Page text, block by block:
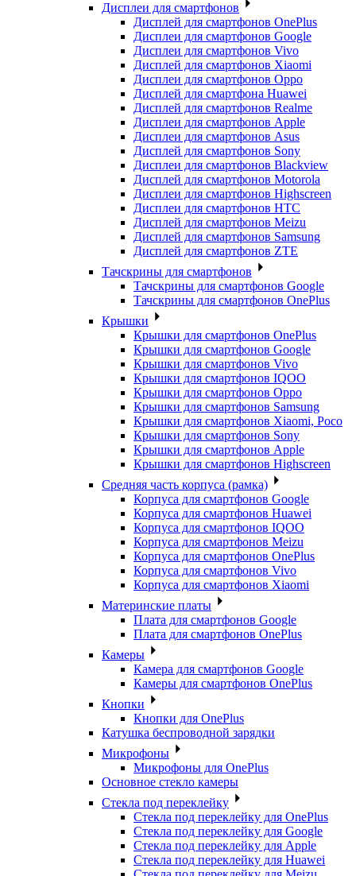
Дисплеи для смартфонов
Дисплей для смартфонов OnePlus
Дисплеи для смартфонов Google
Дисплеи для смартфонов Vivo
Дисплей для смартфонов Xiaomi
Дисплеи для смартфонов Oppo
Дисплей для смартфона Huawei
Дисплей для смартфонов Realme
Дисплеи для смартфонов Apple
Дисплеи для смартфонов Asus
Дисплей для смартфонов Sony
Дисплеи для смартфонов Blackview
Дисплей для смартфонов Motorola
Дисплеи для смартфонов Highscreen
Дисплеи для смартфонов HTC
Дисплей для смартфонов Meizu
Дисплей для смартфонов Samsung
Дисплей для смартфонов ZTE
Тачскрины для смартфонов
Тачскрины для смартфонов Google
Тачскрины для смартфонов OnePlus
Крышки
Крышки для смартфонов OnePlus
Крышки для смартфонов Google
Крышки для смартфонов Vivo
Крышки для смартфонов IQOO
Крышки для смартфонов Oppo
Крышки для смартфонов Samsung
Крышки для смартфонов Xiaomi, Poco
Крышки для смартфонов Sony
Крышки для смартфонов Apple
Крышки для смартфонов Highscreen
Средняя часть корпуса (рамка)
Корпуса для смартфонов Google
Корпуса для смартфонов Huawei
Корпуса для смартфонов IQOO
Корпуса для смартфонов Meizu
Корпуса для смартфонов OnePlus
Корпуса для смартфонов Vivo
Корпуса для смартфонов Xiaomi
Материнские платы
Плата для смартфонов Google
Плата для смартфонов OnePlus
Камеры
Камера для смартфонов Google
Камеры для смартфонов OnePlus
Кнопки
Кнопки для OnePlus
Катушка беспроводной зарядки
Микрофоны
Микрофоны для OnePlus
Основное стекло камеры
Стекла под переклейку
Стекла под переклейку для OnePlus
Стекла под переклейку для Google
Стекла под переклейку для Apple
Стекла под переклейку для Huawei